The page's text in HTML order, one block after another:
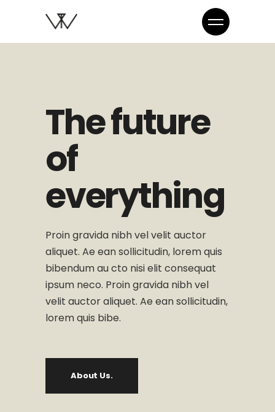
The future
of
everything
Proin gravida nibh vel velit auctor
aliquet. Ae ean sollicitudin, lorem quis
bibendum au cto nisi elit consequat
ipsum neco. Proin gravida nibh vel
velit auctor aliquet. Ae ean sollicitudin,
lorem quis bibe.
About Us.